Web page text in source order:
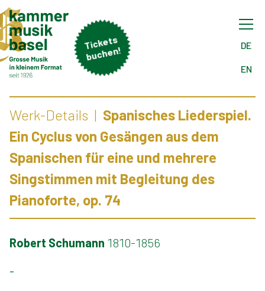
Tick
ets
buch
en! DE
EN
Werk-Details
Spanisches Liederspiel.
Ein Cyclus von Gesängen aus dem
Spanischen für eine und mehrere
Singstimmen mit Begleitung des
Pianoforte, op. 74
Robert Schumann 1810-1856
–